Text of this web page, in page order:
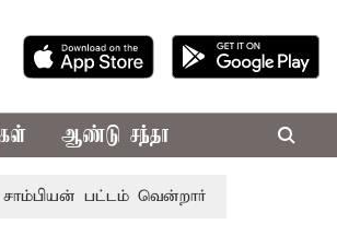
ஆண்டு சந்தா
பட்டம் வென்றார் சென்னையின்